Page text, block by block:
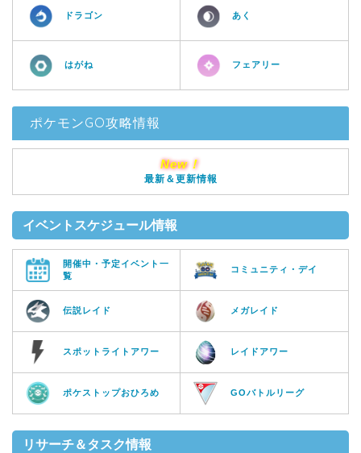
ドラゴン あく
はがね フェアリー
ポケモンGO攻略情報
New！
最新＆更新情報
イベントスケジュール情報
開催中・予定イベント一
覧
コミュニティ・デイ
伝説レイド メガレイド
スポットライトアワー レイドアワー
ポケストップおひろめ GOバトルリーグ
リサーチ＆タスク情報